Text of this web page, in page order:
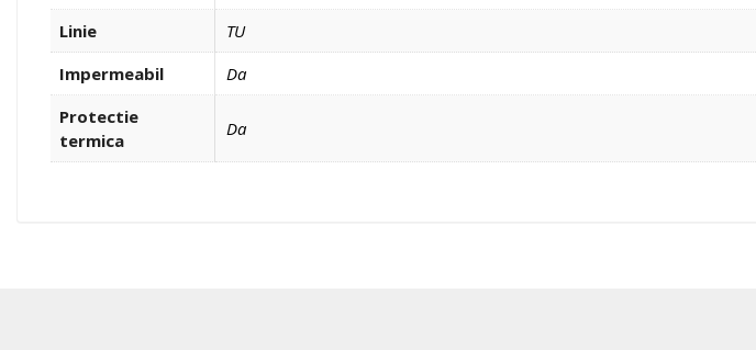
Linie
TU
Impermeabil
Da
Protectie
termica
Da